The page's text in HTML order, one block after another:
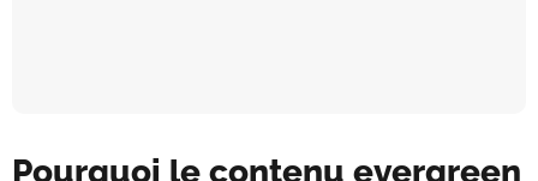
Pourquoi le contenu evergreen